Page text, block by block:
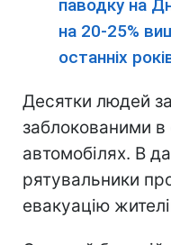
паводку на
на 20-25%
останніх
Десятки людей
заблокованими в
автомобілях. В
рятувальники
евакуацію